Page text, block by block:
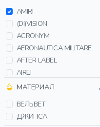
AMIRI
(DI)VISION
ACRONYM
AERONAUTICA MILITARE
AFTER LABEL
AIREI
ALPHA INDUSTRIES
BACON
BALENCIAGA
МАТЕРИАЛ
ВЕЛЬВЕТ
ДЖИНСА